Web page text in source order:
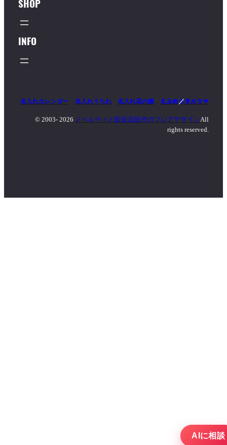
SHOP
INFO
名入れカレンダー 名入れうちわ 名入れ花の種 名入れタオル
マッチ／ライター
© 2003- 2026 ノベルティと販促品販売のフレアデザインAll
rights reserved.
AIに相談